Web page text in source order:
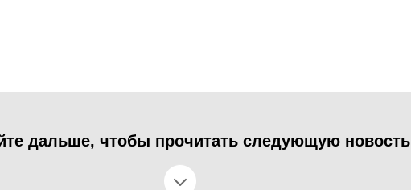
дальше, чтобы прочитать следующую новость